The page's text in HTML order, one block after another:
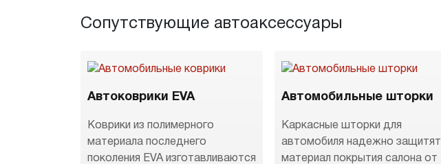
Сопутствующие автоаксессуары
Автоковрики EVA
Коврики из полимерного
материала последнего
поколения EVA изготавливаются
Автомобильные шторки
Каркасные шторки для
автомобиля надежно защитят
материал покрытия салона от